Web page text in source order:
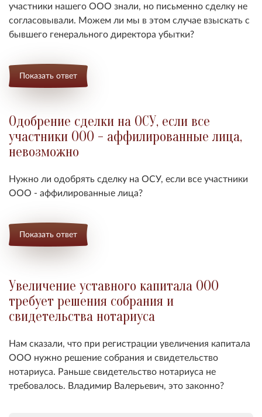
участники нашего ООО знали, но письменно сделку не
согласовывали. Можем ли мы в этом случае взыскать с
бывшего генерального директора убытки?
Показать ответ
Одобрение сделки на ОСУ, если все
участники ООО - аффилированные лица,
невозможно
Нужно ли одобрять сделку на ОСУ, если все участники
ООО - аффилированные лица?
Показать ответ
Увеличение уставного капитала ООО
требует решения собрания и
свидетельства нотариуса
Нам сказали, что при регистрации увеличения капитала
ООО нужно решение собрания и свидетельство
нотариуса. Раньше свидетельство нотариуса не
требовалось. Владимир Валерьевич, это законно?